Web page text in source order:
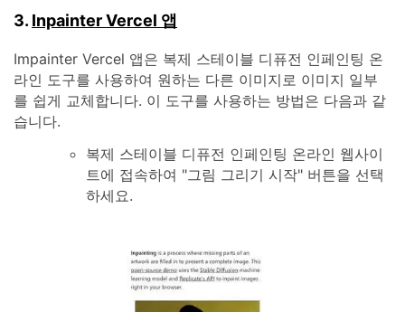
3. Inpainter Vercel 앱
Impainter Vercel 앱은 복제 스테이블 디퓨전 인페인팅 온
라인 도구를 사용하여 원하는 다른 이미지로 이미지 일부
를 쉽게 교체합니다. 이 도구를 사용하는 방법은 다음과 같
습니다.
복제 스테이블 디퓨전 인페인팅 온라인 웹사이
트에 접속하여 "그림 그리기 시작" 버튼을 선택
하세요.